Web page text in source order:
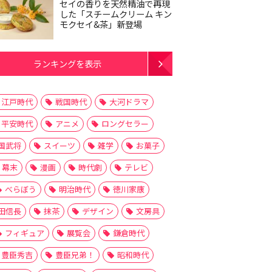
セイの香りを天然精油で再現
した「スチームクリーム キン
モクセイ&茶」新登場
ランキングを表示
江戸時代 戦国時代
大河ドラマ
平安時代
アニメ
ロングセラー
武将
スイーツ 雑学
お菓子
幕末
漫画 時代劇
テレビ
べらぼう
明治時代
徳川家康
信長
抹茶 デザイン
文房具
フィギュア
展覧会
鎌倉時代
豊臣秀吉
豊臣兄弟！
昭和時代